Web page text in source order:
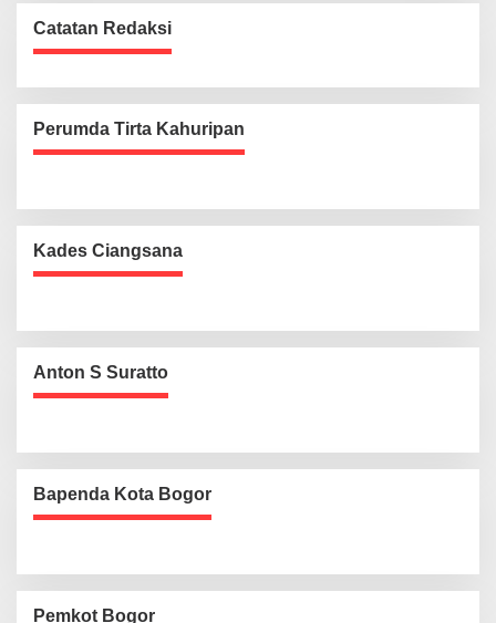
Catatan Redaksi
Perumda Tirta Kahuripan
Kades Ciangsana
Anton S Suratto
Bapenda Kota Bogor
Pemkot Bogor